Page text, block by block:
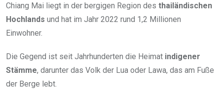
Chiang Mai liegt in der bergigen Region des thailändischen
Hochlands und hat im Jahr 2022 rund 1,2 Millionen
Einwohner.
Die Gegend ist seit Jahrhunderten die Heimat indigener
Stämme, darunter das Volk der Lua oder Lawa, das am Fuße
der Berge lebt.